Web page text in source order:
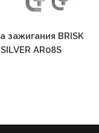
SILVER AR08S